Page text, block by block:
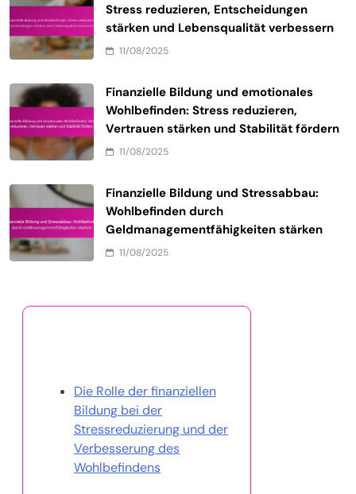
Stress reduzieren, Entscheidungen
stärken und Lebensqualität verbessern
11/08/2025
Finanzielle Bildung und emotionales
Wohlbefinden: Stress reduzieren,
Vertrauen stärken und Stabilität fördern
11/08/2025
Finanzielle Bildung und Stressabbau:
Wohlbefinden durch
Geldmanagementfähigkeiten stärken
11/08/2025
Die Rolle der finanziellen
Bildung bei der
Stressreduzierung und der
Verbesserung des
Wohlbefindens